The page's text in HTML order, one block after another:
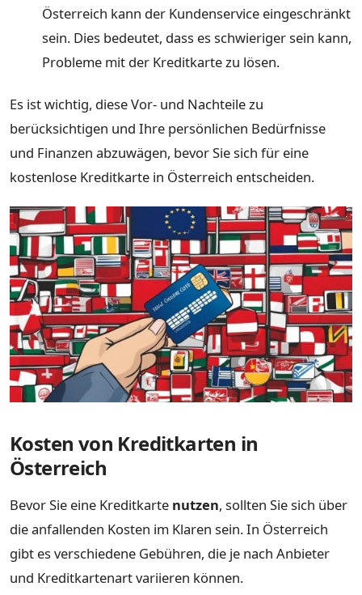
Österreich kann der Kundenservice eingeschränkt
sein. Dies bedeutet, dass es schwieriger sein kann,
Probleme mit der Kreditkarte zu lösen.
Es ist wichtig, diese Vor- und Nachteile zu
berücksichtigen und Ihre persönlichen Bedürfnisse
und Finanzen abzuwägen, bevor Sie sich für eine
kostenlose Kreditkarte in Österreich entscheiden.
Kosten von Kreditkarten in
Österreich
Bevor Sie eine Kreditkarte nutzen, sollten Sie sich über
die anfallenden Kosten im Klaren sein. In Österreich
gibt es verschiedene Gebühren, die je nach Anbieter
und Kreditkartenart variieren können.